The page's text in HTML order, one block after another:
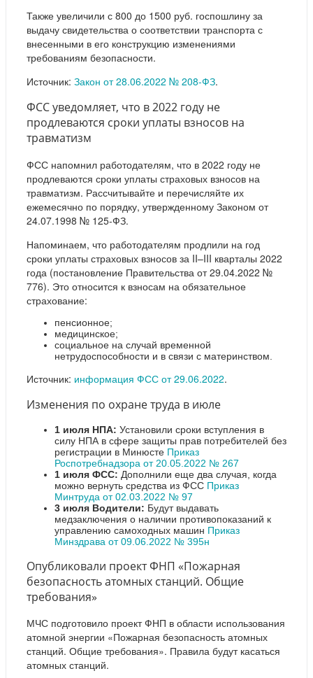
Также увеличили с 800 до 1500 руб. госпошлину за
выдачу свидетельства о соответствии транспорта с
внесенными в его конструкцию изменениями
требованиям безопасности.
Источник: Закон от 28.06.2022 № 208-ФЗ.
ФСС уведомляет, что в 2022 году не
продлеваются сроки уплаты взносов на
травматизм
ФСС напомнил работодателям, что в 2022 году не
продлеваются сроки уплаты страховых взносов на
травматизм. Рассчитывайте и перечисляйте их
ежемесячно по порядку, утвержденному Законом от
24.07.1998 № 125-ФЗ.
Напоминаем, что работодателям продлили на год
сроки уплаты страховых взносов за II–III кварталы 2022
года (постановление Правительства от 29.04.2022 №
776). Это относится к взносам на обязательное
страхование:
пенсионное;
медицинское;
социальное на случай временной
нетрудоспособности и в связи с материнством.
Источник: информация ФСС от 29.06.2022.
Изменения по охране труда в июле
1 июля НПА: Установили сроки вступления в
силу НПА в сфере защиты прав потребителей без
регистрации в Минюсте Приказ
Роспотребнадзора от 20.05.2022 № 267
1 июля ФСС: Дополнили еще два случая, когда
можно вернуть средства из ФСС Приказ
Минтруда от 02.03.2022 № 97
3 июля Водители: Будут выдавать
медзаключения о наличии противопоказаний к
управлению самоходных машин Приказ
Минздрава от 09.06.2022 № 395н
Опубликовали проект ФНП «Пожарная
безопасность атомных станций. Общие
требования»
МЧС подготовило проект ФНП в области использования
атомной энергии «Пожарная безопасность атомных
станций. Общие требования». Правила будут касаться
атомных станций.